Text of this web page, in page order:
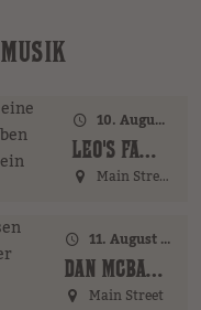
10. August 2026 · 18:00 Uhr
LEO'S FAMILY (GER)
Main Street
11. August 2026 · 17:00 Uhr – 18:00 Uhr
DAN MCBAKER (GER)
Main Street